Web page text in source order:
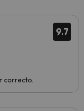
9.7
correcto.